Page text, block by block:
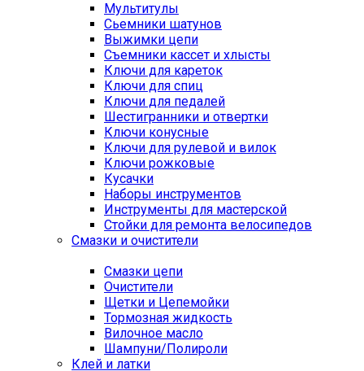
Мультитулы
Сьемники шатунов
Выжимки цепи
Съемники кассет и хлысты
Ключи для кареток
Ключи для спиц
Ключи для педалей
Шестигранники и отвертки
Ключи конусные
Ключи для рулевой и вилок
Ключи рожковые
Кусачки
Наборы инструментов
Инструменты для мастерской
Стойки для ремонта велосипедов
Смазки и очистители
Смазки цепи
Очистители
Щетки и Цепемойки
Тормозная жидкость
Вилочное масло
Шампуни/Полироли
Клей и латки